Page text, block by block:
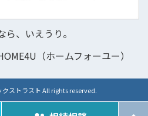
ストラスト All rights reserved.